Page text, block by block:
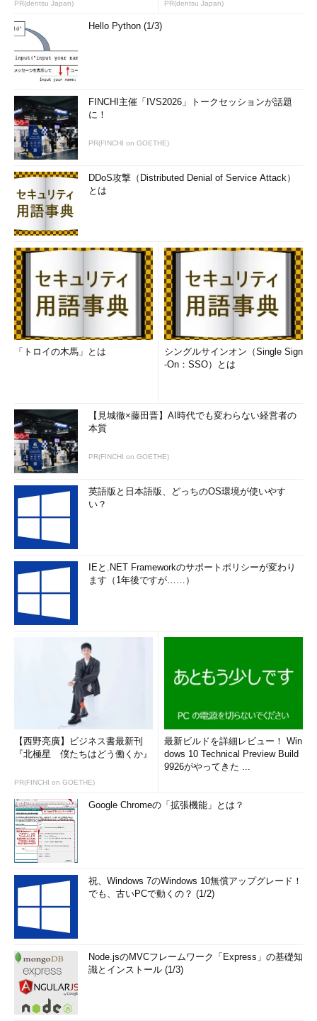
PR(dentsu Japan) PR(dentsu Japan)
Hello Python (1/3)
FINCHI主催「IVS2026」トークセッションが話題
に！
PR(FINCHI on GOETHE)
DDoS攻撃（Distributed Denial of Service Attack）
とは
「トロイの木馬」とは
シングルサインオン（Single Sign
-On：SSO）とは
【見城徹×藤田晋】AI時代でも変わらない経営者の
本質
PR(FINCHI on GOETHE)
英語版と日本語版、どっちのOS環境が使いやす
い？
IEと.NET Frameworkのサポートポリシーが変わり
ます（1年後ですが……）
【西野亮廣】ビジネス書最新刊
『北極星 僕たちはどう働くか』
PR(FINCHI on GOETHE)
最新ビルドを詳細レビュー！ Win
dows 10 Technical Preview Build
9926がやってきた ...
Google Chromeの「拡張機能」とは？
祝、Windows 7のWindows 10無償アップグレード！
でも、古いPCで動くの？ (1/2)
Node.jsのMVCフレームワーク「Express」の基礎知
識とインストール (1/3)